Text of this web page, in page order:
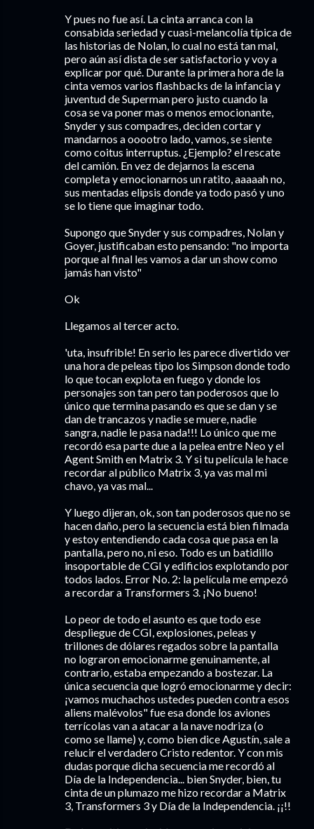
Y pues no fue así. La cinta arranca con la
consabida seriedad y cuasi-melancolía típica de
las historias de Nolan, lo cual no está tan mal,
pero aún así dista de ser satisfactorio y voy a
explicar por qué. Durante la primera hora de la
cinta vemos varios flashbacks de la infancia y
juventud de Superman pero justo cuando la
cosa se va poner mas o menos emocionante,
Snyder y sus compadres, deciden cortar y
mandarnos a ooootro lado, vamos, se siente
como coitus interruptus. ¿Ejemplo? el rescate
del camión. En vez de dejarnos la escena
completa y emocionarnos un ratito, aaaaah no,
sus mentadas elipsis donde ya todo pasó y uno
se lo tiene que imaginar todo.
Supongo que Snyder y sus compadres, Nolan y
Goyer, justificaban esto pensando: "no importa
porque al final les vamos a dar un show como
jamás han visto"
Ok
Llegamos al tercer acto.
'uta, insufrible! En serio les parece divertido ver
una hora de peleas tipo los Simpson donde todo
lo que tocan explota en fuego y donde los
personajes son tan pero tan poderosos que lo
único que termina pasando es que se dan y se
dan de trancazos y nadie se muere, nadie
sangra, nadie le pasa nada!!! Lo único que me
recordó esa parte due a la pelea entre Neo y el
Agent Smith en Matrix 3. Y si tu película le hace
recordar al público Matrix 3, ya vas mal mi
chavo, ya vas mal...
Y luego dijeran, ok, son tan poderosos que no se
hacen daño, pero la secuencia está bien filmada
y estoy entendiendo cada cosa que pasa en la
pantalla, pero no, ni eso. Todo es un batidillo
insoportable de CGI y edificios explotando por
todos lados. Error No. 2: la película me empezó
a recordar a Transformers 3. ¡No bueno!
Lo peor de todo el asunto es que todo ese
despliegue de CGI, explosiones, peleas y
trillones de dólares regados sobre la pantalla
no lograron emocionarme genuinamente, al
contrario, estaba empezando a bostezar. La
única secuencia que logró emocionarme y decir:
¡vamos muchachos ustedes pueden contra esos
aliens malévolos" fue esa donde los aviones
terrícolas van a atacar a la nave nodriza (o
como se llame) y, como bien dice Agustín, sale a
relucir el verdadero Cristo redentor. Y con mis
dudas porque dicha secuencia me recordó al
Día de la Independencia... bien Snyder, bien, tu
cinta de un plumazo me hizo recordar a Matrix
3, Transformers 3 y Día de la Independencia. ¡¡!!